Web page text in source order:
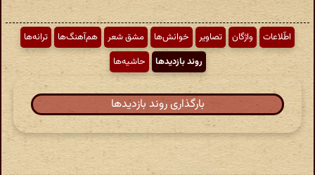
اطّلاعات واژگان تصاویر خوانش‌ها مشق شعر هم‌آهنگ‌ها
ترانه‌ها
روند بازدیدها
حاشیه‌ها
بارگذاری روند بازدیدها